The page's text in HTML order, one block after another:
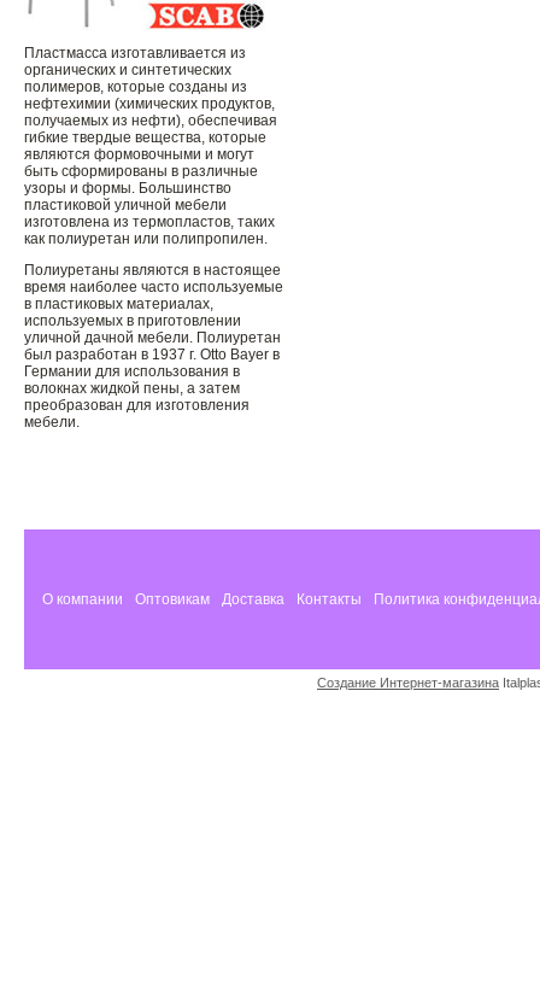
Пластмасса изготавливается из
органических и синтетических
полимеров, которые созданы из
нефтехимии (химических продуктов,
получаемых из нефти), обеспечивая
гибкие твердые вещества, которые
являются формовочными и могут
быть сформированы в различные
узоры и формы. Большинство
пластиковой уличной мебели
изготовлена ​​из термопластов, таких
как полиуретан или полипропилен.
Полиуретаны являются в настоящее
время наиболее часто используемые
в пластиковых материалах,
используемых в приготовлении
уличной дачной мебели. Полиуретан
был разработан в 1937 г. Otto Bayer в
Германии для использования в
волокнах жидкой пены, а затем
преобразован для изготовления
мебели.
О компании Оптовикам Доставка Контакты Политика
Создание Интернет-магазина